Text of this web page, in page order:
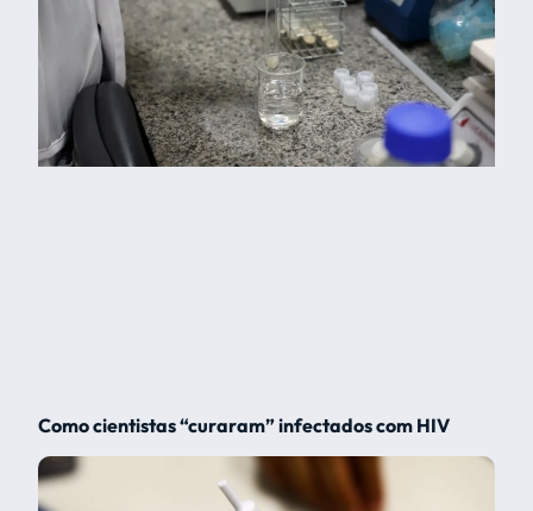
Como cientistas “curaram” infectados com HIV